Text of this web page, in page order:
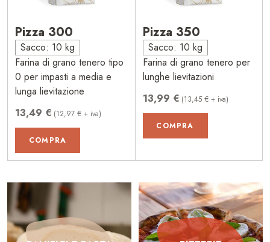
Pizza 300
Sacco: 10 kg
Farina di grano tenero tipo
0 per impasti a media e
lunga lievitazione
13,49 € (12,97 € + iva)
COMPRA
Pizza 350
Sacco: 10 kg
Farina di grano tenero per
lunghe lievitazioni
13,99 € (13,45 € + iva)
COMPRA